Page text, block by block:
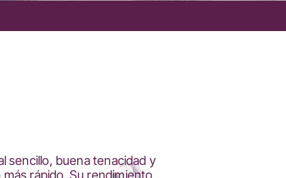
sencillo, buena tenacidad y
rápido. Su rendimiento